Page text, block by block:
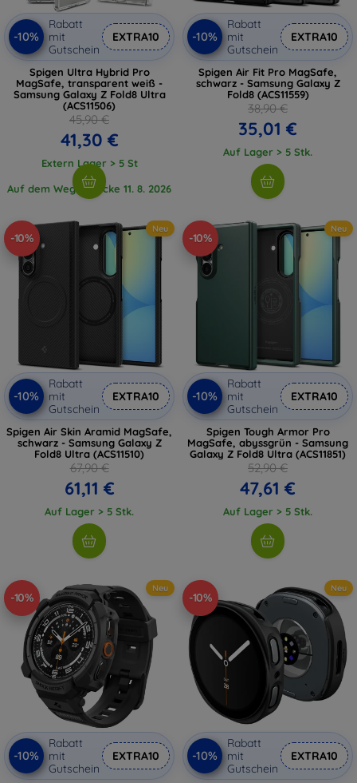
-10%
Rabatt
mit
Gutschein
EXTRA10
Spigen Ultra Hybrid Pro
MagSafe, transparent weiß -
Samsung Galaxy Z Fold8 Ultra
(ACS11506)
45,90 €
41,30 €
Extern Lager > 5 St
Auf dem Weg 1 Stücke 11. 8. 2026
-10%
Rabatt
mit
Gutschein
EXTRA10
Spigen Air Fit Pro MagSafe,
schwarz - Samsung Galaxy Z
Fold8 (ACS11559)
38,90 €
35,01 €
Auf Lager > 5 Stk.
-10%
Neu
-10%
Rabatt
mit
Gutschein
EXTRA10
Spigen Air Skin Aramid MagSafe,
schwarz - Samsung Galaxy Z
Fold8 Ultra (ACS11510)
67,90 €
61,11 €
Auf Lager > 5 Stk.
-10%
Neu
-10%
Rabatt
mit
Gutschein
EXTRA10
Spigen Tough Armor Pro
MagSafe, abyssgrün - Samsung
Galaxy Z Fold8 Ultra (ACS11851)
52,90 €
47,61 €
Auf Lager > 5 Stk.
-10%
Neu
-10%
Rabatt
mit
Gutschein
EXTRA10
-10%
Neu
-10%
Rabatt
mit
Gutschein
EXTRA10